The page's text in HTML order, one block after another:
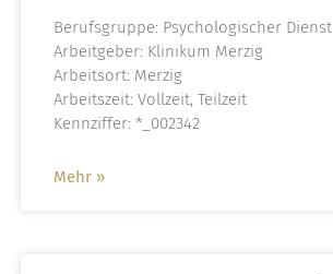
Berufsgruppe: Psychologischer Dienst
Arbeitgeber: Klinikum Merzig
Arbeitsort: Merzig
Arbeitszeit: Vollzeit, Teilzeit
Kennziffer: *_002342
Mehr »